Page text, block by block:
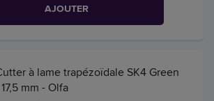
AJOUTER
à lame trapézoïdale SK4 Green
mm - Olfa